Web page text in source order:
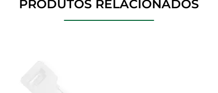
PRODUTOS RELACIONADOS